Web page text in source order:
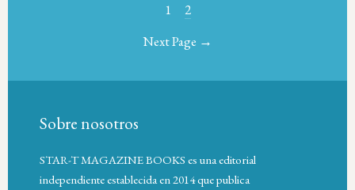
1
2
Next Page →
Sobre nosotros
STAR-T MAGAZINE BOOKS es una editorial
independiente establecida en 2014 que publica